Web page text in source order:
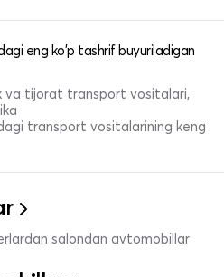
eng ko'p tashrif buyuriladigan
va tijorat transport vositalari,
transport vositalarining keng
salondan avtomobillar